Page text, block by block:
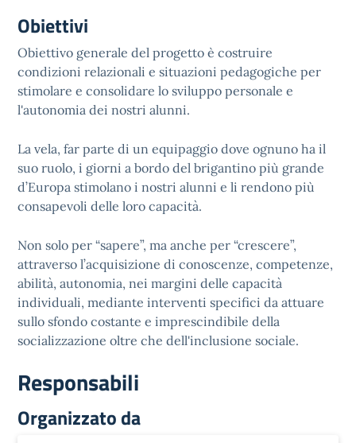
Obiettivi
Obiettivo generale del progetto è costruire
condizioni relazionali e situazioni pedagogiche per
stimolare e consolidare lo sviluppo personale e
l'autonomia dei nostri alunni.
La vela, far parte di un equipaggio dove ognuno ha il
suo ruolo, i giorni a bordo del brigantino più grande
d’Europa stimolano i nostri alunni e li rendono più
consapevoli delle loro capacità.
Non solo per “sapere”, ma anche per “crescere”,
attraverso l’acquisizione di conoscenze, competenze,
abilità, autonomia, nei margini delle capacità
individuali, mediante interventi specifici da attuare
sullo sfondo costante e imprescindibile della
socializzazione oltre che dell'inclusione sociale.
Responsabili
Organizzato da